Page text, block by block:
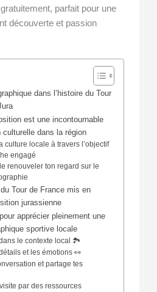
parfait pour une
découverte et passion
dans l’histoire du Tour
est une incontournable
culturelle dans la région
culture locale à travers l’objectif
engagé
renouveler ton regard sur le
Tour de France mis en
jurassienne
apprécier pleinement une
sportive locale
le contexte local 🏞️
et les émotions 👀
et partage tes
par des ressources